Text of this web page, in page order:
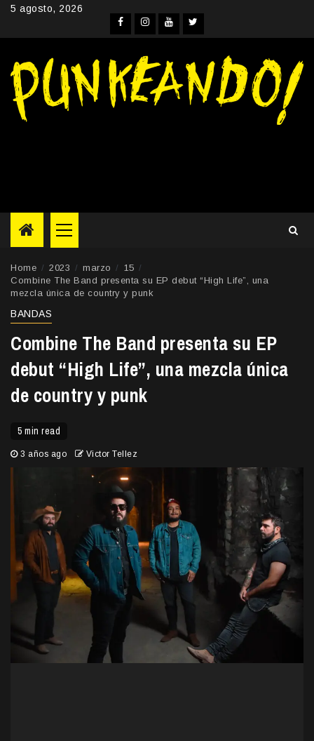
Skip5 agosto, 2026
Facebook
Instagram
YouTube
Twitter
Primary
Menu
Home 2023 marzo
15
Combine The Band presenta su EP debut “High Life”, una
mezcla única de country y punk
BANDAS
Combine The Band presenta su EP
debut “High Life”, una mezcla única
de country y punk
5 min read
3 años ago Victor Tellez